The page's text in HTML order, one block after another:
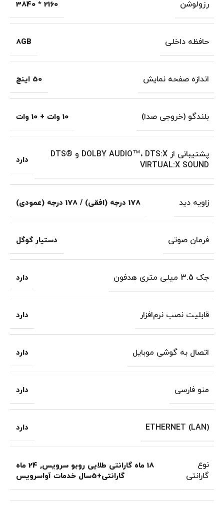
رزولوشن 2160 * 3840
حافظه داخلی 8GB
اندازه صفحه نمایش 50 اینچ
بلندگو (خروجی صدا) 10 وات + 10 وات
پشتیبانی از DOLBY AUDIO™، DTS:X و DTS®
VIRTUAL:X SOUND
دارد
زاویه دید 178 درجه (افقی) / 178 درجه (عمودی)
فرمان صوتی دستیار گوگل
جک 3.5 میلی متری هدفون دارد
قابلیت نصب نرم‌افزار دارد
اتصال به گوشی موبایل دارد
منو فارسی دارد
ETHERNET (LAN) دارد
نوع
گارانتی
18 ماه گارانتی طلایی روبو سرویس ,
24 ماه
گارانتی+5سال خدمات آواسرویس